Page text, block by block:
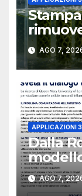
acque
Florida
AGO 7,
APPLICAZIONI
Dalla
e
AGO 7,